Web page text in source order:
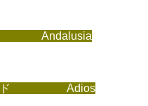
Andalusia
ード Adios